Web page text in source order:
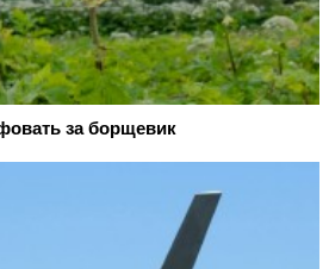
за борщевик